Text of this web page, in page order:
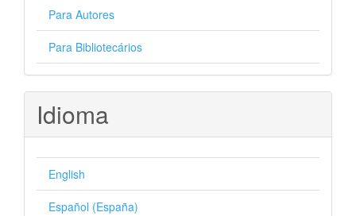
Para Autores
Para Bibliotecários
Idioma
English
Español (España)